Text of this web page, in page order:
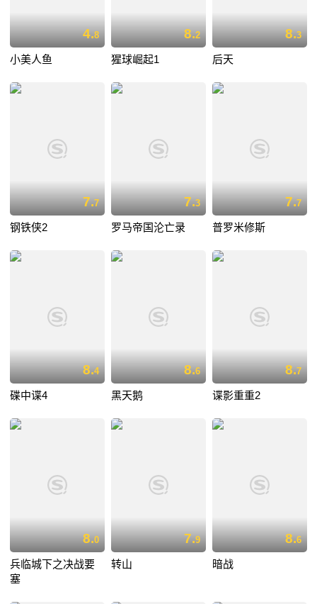
4.8
小美人鱼
8.2
猩球崛起1
8.3
后天
7.7
钢铁侠2
7.3
罗马帝国沦亡录
7.7
普罗米修斯
8.4
碟中谍4
8.6
黑天鹅
8.7
谍影重重2
8.0
兵临城下之决战要
塞
7.9
转山
8.6
暗战